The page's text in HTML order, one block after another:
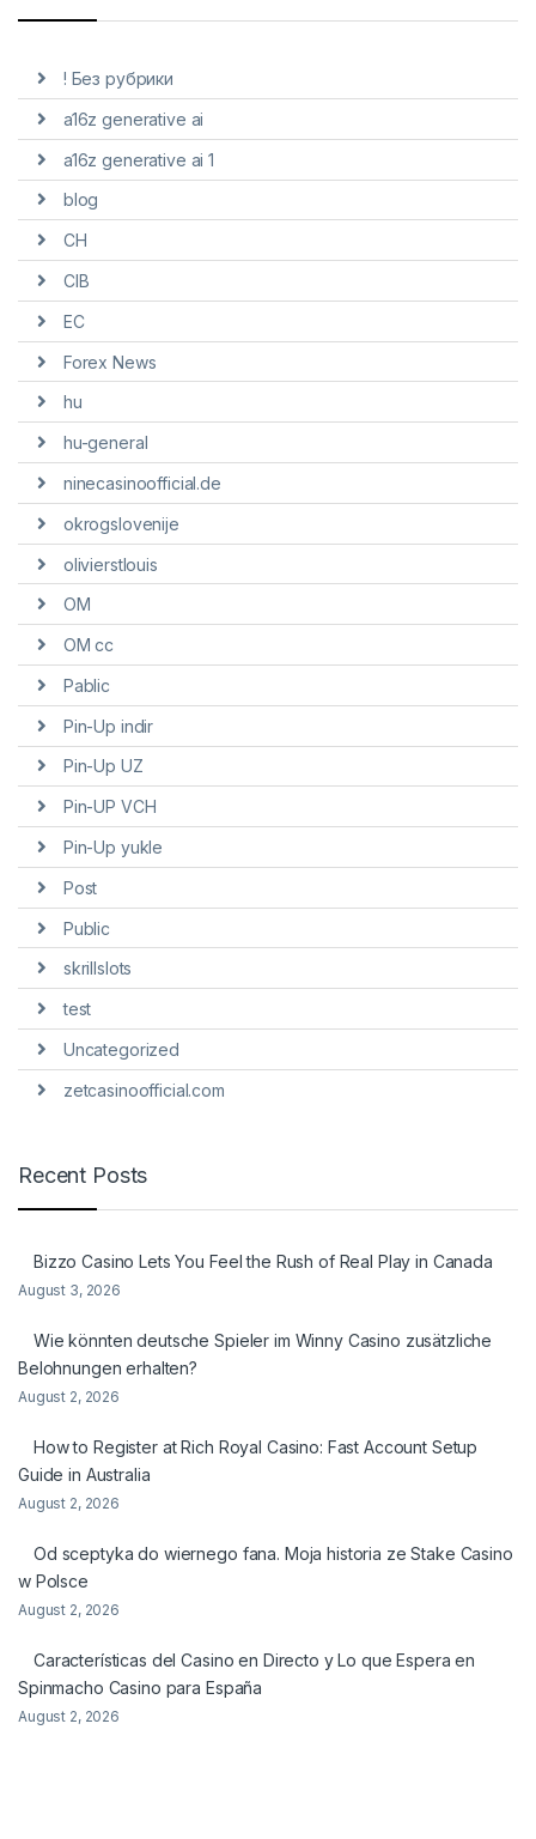
! Без рубрики
a16z generative ai
a16z generative ai 1
blog
CH
CIB
EC
Forex News
hu
hu-general
ninecasinoofficial.de
okrogslovenije
olivierstlouis
OM
OM cc
Pablic
Pin-Up indir
Pin-Up UZ
Pin-UP VCH
Pin-Up yukle
Post
Public
skrillslots
test
Uncategorized
zetcasinoofficial.com
Recent Posts
Bizzo Casino Lets You Feel the Rush of Real Play in Canada
August 3, 2026
Wie könnten deutsche Spieler im Winny Casino zusätzliche
Belohnungen erhalten?
August 2, 2026
How to Register at Rich Royal Casino: Fast Account Setup
Guide in Australia
August 2, 2026
Od sceptyka do wiernego fana. Moja historia ze Stake Casino
w Polsce
August 2, 2026
Características del Casino en Directo y Lo que Espera en
Spinmacho Casino para España
August 2, 2026